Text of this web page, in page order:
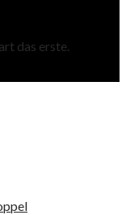
das erste.